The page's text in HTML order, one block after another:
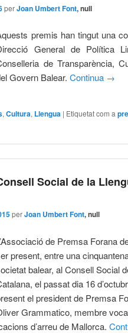
perJoan Umbert Font, null
premis han tingut una
General de Política
de Transparència,
Govern Balear.Continua →
,Cultura, Llengua | Etiquetat com a
Social de la
perJoan Umbert Font, null
de Premsa Forana
present, entre una
balear, al Consell Social
el passat dia 16
el president de Premsa
Grammatico, membre
d’arreu de Mallorca.